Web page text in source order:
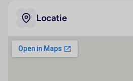
Locatie